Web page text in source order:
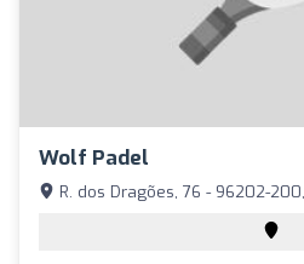
Wolf Padel
R. dos Dragões, 76 - 96202-